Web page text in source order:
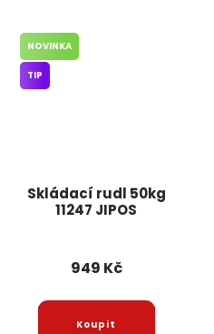
Skládací rudl 50kg
11247 JIPOS
NOVINKA
TIP
949 Kč